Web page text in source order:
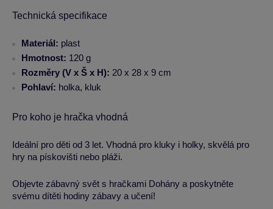
Technická specifikace
Materiál: plast
Hmotnost: 120 g
Rozměry (V x Š x H): 20 x 28 x 9 cm
Pohlaví: holka, kluk
Pro koho je hračka vhodná
Ideální pro děti od 3 let. Vhodná pro kluky i holky, skvělá pro
hry na pískovišti nebo pláži.
Objevte zábavný svět s hračkami Dohány a poskytněte
svému dítěti hodiny zábavy a učení!